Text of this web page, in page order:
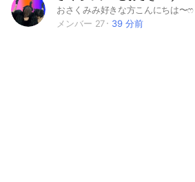
メンバー 27
39 分前